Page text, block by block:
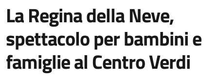
La Regina della Neve,
spettacolo per bambini e
famiglie al Centro Verdi